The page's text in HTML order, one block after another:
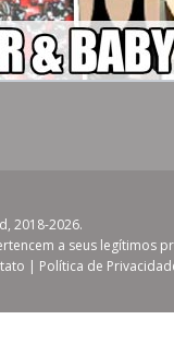
, 2018-2026.
a seus legítimos
| Política de